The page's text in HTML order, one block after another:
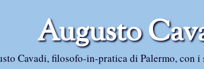
Augusto
Cavadi, filosofo-in-pratica di Palermo,